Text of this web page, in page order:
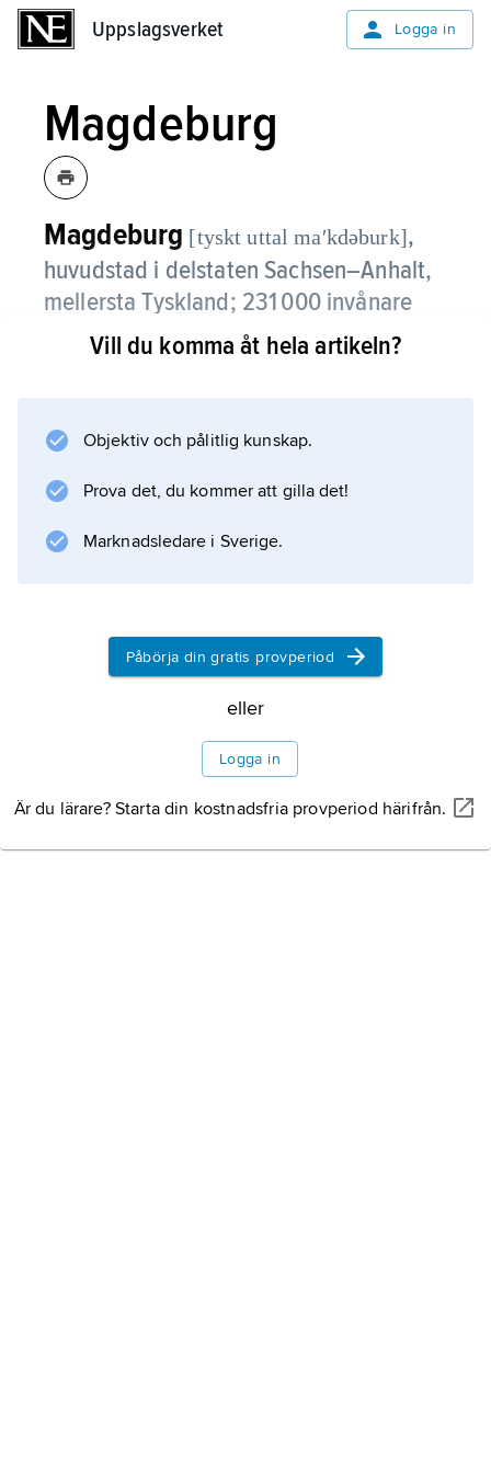
Uppslagsverket Logga in
Magdeburg
Magdeburg [tyskt uttal maʹkdəburk],
huvudstad i delstaten Sachsen–Anhalt,
mellersta Tyskland; 231 000 invånare
(2014).
järnvägsknut. Näringslivet domineras av
elektronisk och kemisk industri.
Vill du komma åt hela artikeln?
Objektiv och pålitlig kunskap.
Prova det, du kommer att gilla det!
Marknadsledare i Sverige.
Påbörja din gratis provperiod
eller
Logga in
Är du lärare? Starta din kostnadsfria provperiod härifrån.